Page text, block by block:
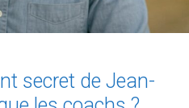
secret de Jean-